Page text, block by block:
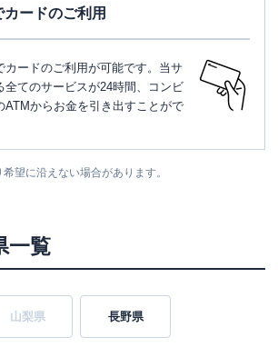
カードのご利用
カードのご利用が可能です。当サ
全てのサービスが24時間、コンビ
ATMからお金を引き出すことがで
望に沿えない場合があります。
一覧
山梨県 長野県